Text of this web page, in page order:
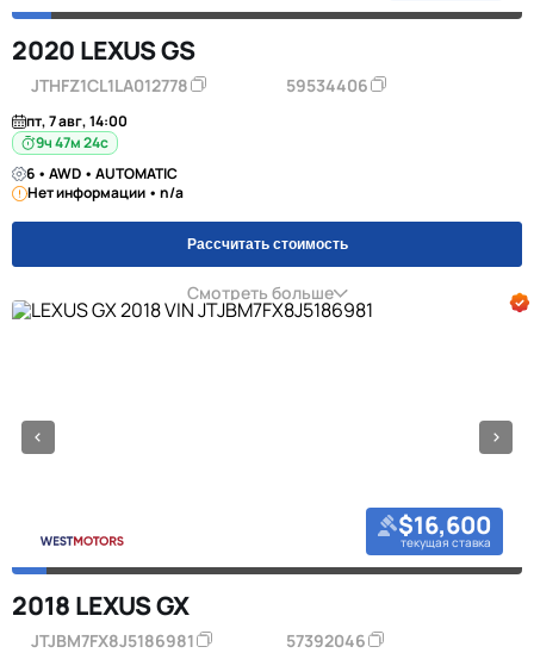
2020 LEXUS GS
JTHFZ1CL1LA012778 59534406
пт, 7 авг, 14:00
9ч 47м 23с
6 • AWD • AUTOMATIC
Нет информации • n/a
Рассчитать стоимость
Смотреть больше
$16,600
текущая ставка
2018 LEXUS GX
JTJBM7FX8J5186981 57392046